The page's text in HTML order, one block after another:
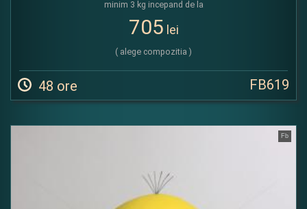
minim 3 kg incepand de la
705 lei
( alege compozitia )
48 ore FB619
Fb